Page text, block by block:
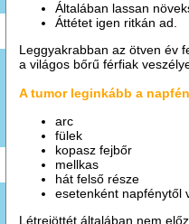
Általában lassan
Áttétet igen ritkán ad.
Leggyakrabban az ötven év
a világos bőrű férfiak
A tumor leginkább a
arc
fülek
kopasz fejbőr
mellkas
hát felső része
esetenként napfénytől
Létrejöttét általában nem